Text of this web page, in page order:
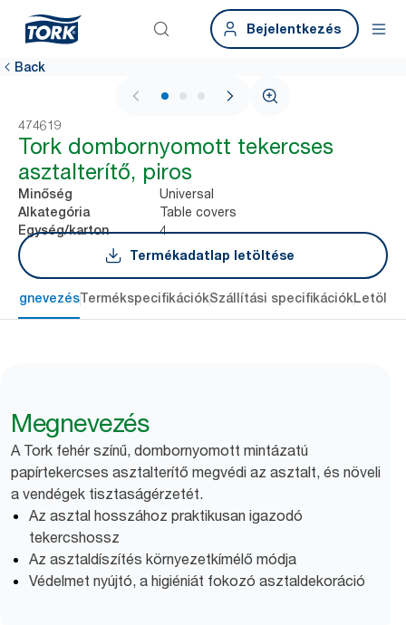
Bejelentkezés
Back
1 / 3
474619
Tork dombornyomott tekercses
asztalterítő, piros
Minőség Universal
Alkategória Table covers
Egység/karton
4
Termékadatlap letöltése
TermékspecifikációkSzállítási specifikációk
Megnevezés
A Tork fehér színű, dombornyomott mintázatú
papírtekercses asztalterítő megvédi az asztalt, és növeli
a vendégek tisztaságérzetét.
Az asztal hosszához praktikusan igazodó
tekercshossz
Az asztaldíszítés környezetkímélő módja
Védelmet nyújtó, a higiéniát fokozó asztaldekoráció